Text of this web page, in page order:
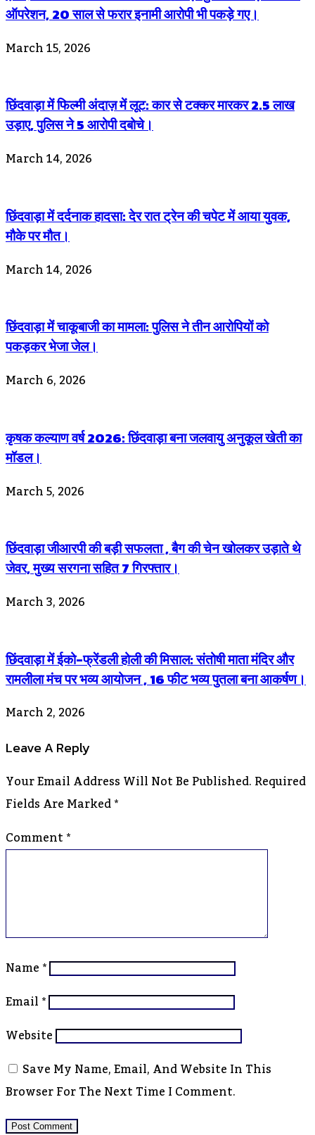
ऑपरेशन, 20 साल से फरार इनामी आरोपी भी पकड़े गए।
March 15, 2026
छिंदवाड़ा में फिल्मी अंदाज़ में लूट: कार से टक्कर मारकर 2.5 लाख
उड़ाए, पुलिस ने 5 आरोपी दबोचे।
March 14, 2026
छिंदवाड़ा में दर्दनाक हादसा: देर रात ट्रेन की चपेट में आया युवक,
मौके पर मौत।
March 14, 2026
छिंदवाड़ा में चाकूबाजी का मामला: पुलिस ने तीन आरोपियों को
पकड़कर भेजा जेल।
March 6, 2026
कृषक कल्याण वर्ष 2026: छिंदवाड़ा बना जलवायु अनुकूल खेती का
मॉडल।
March 5, 2026
छिंदवाड़ा जीआरपी की बड़ी सफलता , बैग की चेन खोलकर उड़ाते थे
जेवर, मुख्य सरगना सहित 7 गिरफ्तार।
March 3, 2026
छिंदवाड़ा में ईको-फ्रेंडली होली की मिसाल: संतोषी माता मंदिर और
रामलीला मंच पर भव्य आयोजन , 16 फीट भव्य पुतला बना आकर्षण।
March 2, 2026
Leave A Reply
Your Email Address Will Not Be Published.Required
Fields Are Marked*
Comment*
Name*
Email*
Website
Save My Name, Email, And Website In This
Browser For The Next Time I Comment.